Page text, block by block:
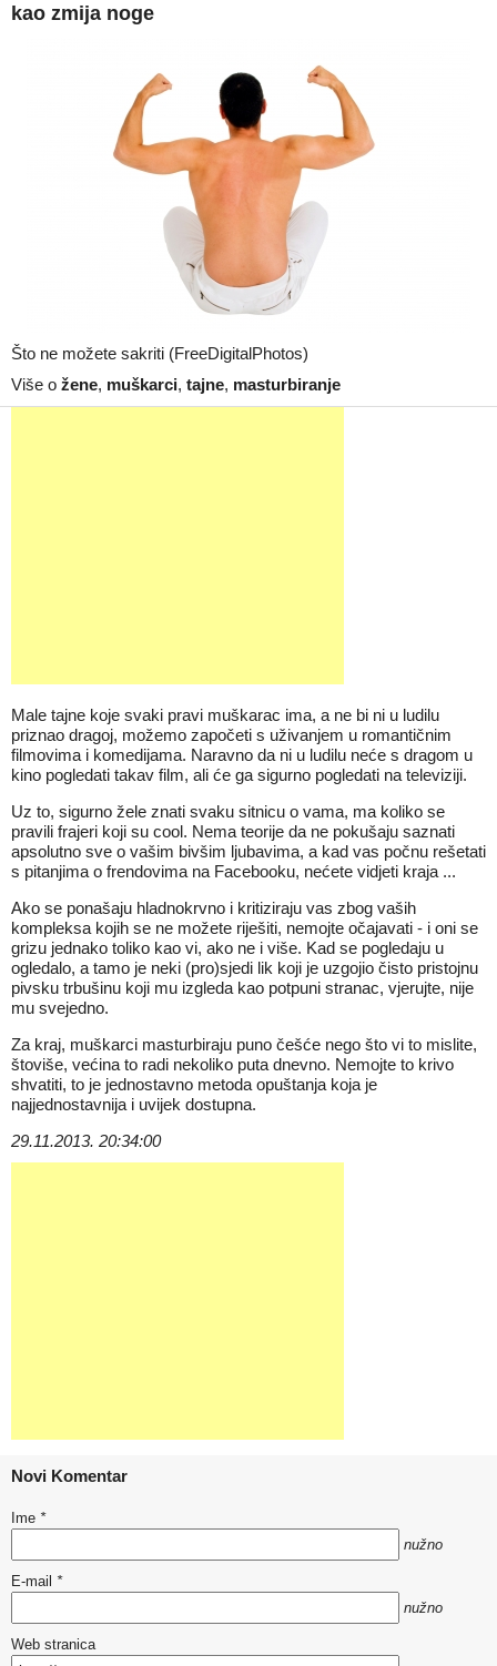
kao zmija noge
Što ne možete sakriti (FreeDigitalPhotos)
Više o žene, muškarci, tajne, masturbiranje
Male tajne koje svaki pravi muškarac ima, a ne bi ni u ludilu
priznao dragoj, možemo započeti s uživanjem u romantičnim
filmovima i komedijama. Naravno da ni u ludilu neće s dragom u
kino pogledati takav film, ali će ga sigurno pogledati na televiziji.
Uz to, sigurno žele znati svaku sitnicu o vama, ma koliko se
pravili frajeri koji su cool. Nema teorije da ne pokušaju saznati
apsolutno sve o vašim bivšim ljubavima, a kad vas počnu rešetati
s pitanjima o frendovima na Facebooku, nećete vidjeti kraja ...
Ako se ponašaju hladnokrvno i kritiziraju vas zbog vaših
kompleksa kojih se ne možete riješiti, nemojte očajavati - i oni se
grizu jednako toliko kao vi, ako ne i više. Kad se pogledaju u
ogledalo, a tamo je neki (pro)sjedi lik koji je uzgojio čisto pristojnu
pivsku trbušinu koji mu izgleda kao potpuni stranac, vjerujte, nije
mu svejedno.
Za kraj, muškarci masturbiraju puno češće nego što vi to mislite,
štoviše, većina to radi nekoliko puta dnevno. Nemojte to krivo
shvatiti, to je jednostavno metoda opuštanja koja je
najjednostavnija i uvijek dostupna.
29.11.2013. 20:34:00
Novi Komentar
Ime *
nužno
E-mail *
nužno
Web stranica